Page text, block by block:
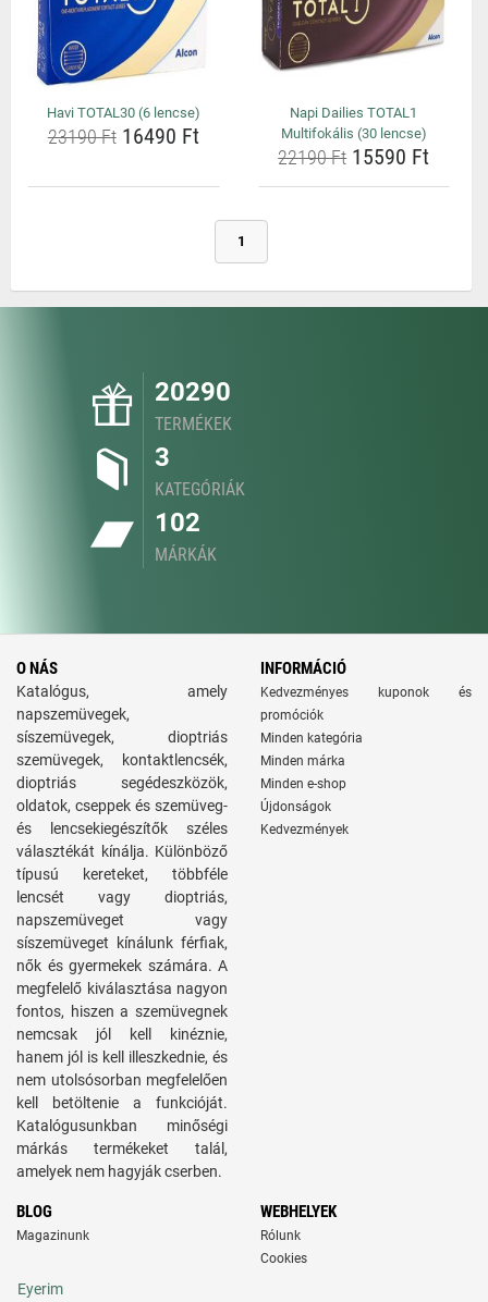
Havi TOTAL30 (6 lencse)
23190 Ft16490 Ft
Napi Dailies TOTAL1
Multifokális (30 lencse)
22190 Ft15590 Ft
1
20290
TERMÉKEK
3
KATEGÓRIÁK
102
MÁRKÁK
O NÁS
Katalógus, amely
napszemüvegek,
síszemüvegek, dioptriás
szemüvegek, kontaktlencsék,
dioptriás segédeszközök,
oldatok, cseppek és szemüveg-
és lencsekiegészítők széles
választékát kínálja. Különböző
típusú kereteket, többféle
lencsét vagy dioptriás,
napszemüveget vagy
síszemüveget kínálunk férfiak,
nők és gyermekek számára. A
megfelelő kiválasztása nagyon
fontos, hiszen a szemüvegnek
nemcsak jól kell kinéznie,
hanem jól is kell illeszkednie, és
nem utolsósorban megfelelően
kell betöltenie a funkcióját.
Katalógusunkban minőségi
márkás termékeket talál,
amelyek nem hagyják cserben.
INFORMÁCIÓ
Kedvezményes kuponok és
promóciók
Minden kategória
Minden márka
Minden e-shop
Újdonságok
Kedvezmények
BLOG
Magazinunk
WEBHELYEK
Rólunk
Cookies
Eyerim